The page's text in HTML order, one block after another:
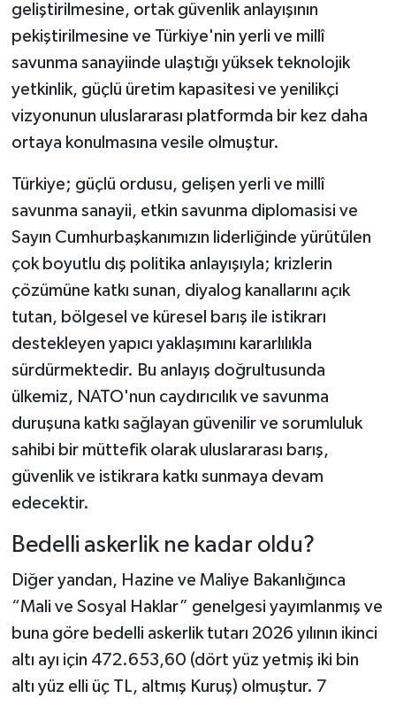
geliştirilmesine, ortak güvenlik anlayışının
pekiştirilmesine ve Türkiye'nin yerli ve millî
savunma sanayiinde ulaştığı yüksek teknolojik
yetkinlik, güçlü üretim kapasitesi ve yenilikçi
vizyonunun uluslararası platformda bir kez daha
ortaya konulmasına vesile olmuştur.
Türkiye; güçlü ordusu, gelişen yerli ve millî
savunma sanayii, etkin savunma diplomasisi ve
Sayın Cumhurbaşkanımızın liderliğinde yürütülen
çok boyutlu dış politika anlayışıyla; krizlerin
çözümüne katkı sunan, diyalog kanallarını açık
tutan, bölgesel ve küresel barış ile istikrarı
destekleyen yapıcı yaklaşımını kararlılıkla
sürdürmektedir. Bu anlayış doğrultusunda
ülkemiz, NATO'nun caydırıcılık ve savunma
duruşuna katkı sağlayan güvenilir ve sorumluluk
sahibi bir müttefik olarak uluslararası barış,
güvenlik ve istikrara katkı sunmaya devam
edecektir.
Bedelli askerlik ne kadar oldu?
Diğer yandan, Hazine ve Maliye Bakanlığınca
“Mali ve Sosyal Haklar” genelgesi yayımlanmış ve
buna göre bedelli askerlik tutarı 2026 yılının ikinci
altı ayı için 472.653,60 (dört yüz yetmiş iki bin
altı yüz elli üç TL, altmış Kuruş) olmuştur. 7